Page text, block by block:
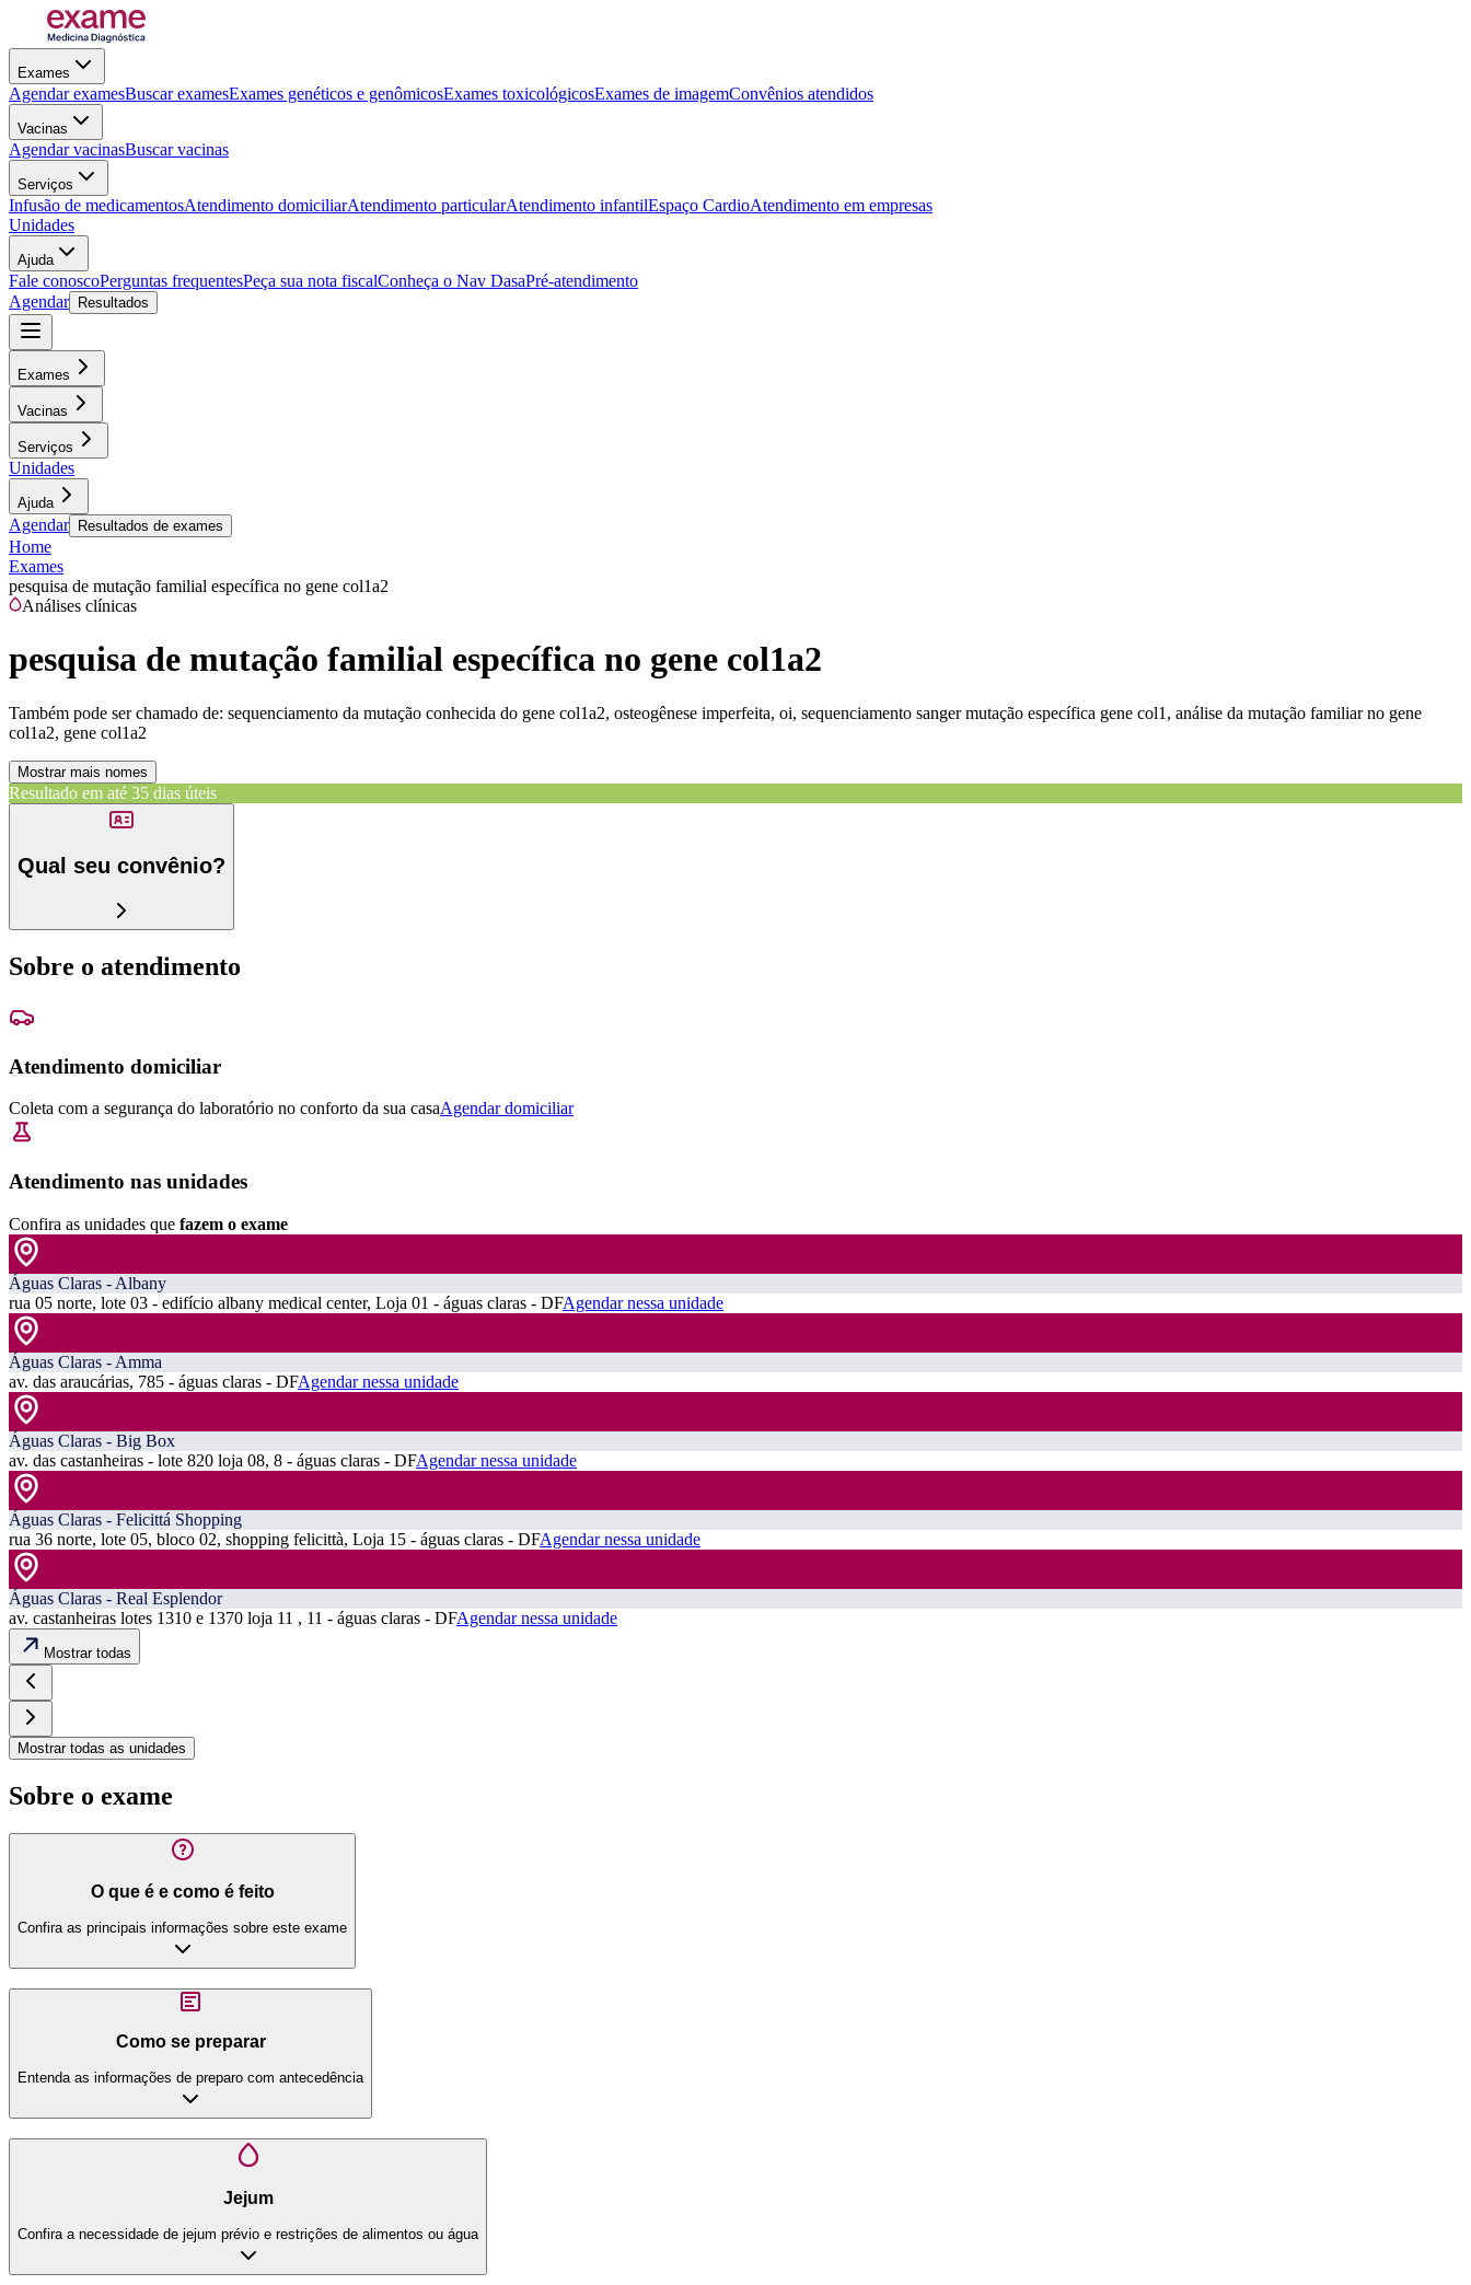
Exames
Agendar examesBuscar examesExames genéticos e genômicosExames toxicológicosExames de imagemConvênios atendidos
Vacinas
Agendar vacinasBuscar vacinas
Serviços
Infusão de medicamentosAtendimento domiciliarAtendimento particularAtendimento infantilEspaço CardioAtendimento em empresas
Unidades
Ajuda
Fale conoscoPerguntas frequentesPeça sua nota fiscalConheça o Nav DasaPré-atendimento
Agendar
Resultados
Exames
Vacinas
Serviços
Unidades
Ajuda
Agendar Resultados de exames
Home
Exames
pesquisa de mutação familial específica no gene col1a2
Análises clínicas
pesquisa de mutação familial específica no gene col1a2
Também pode ser chamado de: sequenciamento da mutação conhecida do gene col1a2, osteogênese imperfeita, oi, sequenciamento sanger mutação específica gene col1, análise da mutação familiar no gene
col1a2, gene col1a2
Mostrar mais nomes
Resultado em até 35 dias úteis
Qual seu convênio?
Sobre o atendimento
Atendimento domiciliar
Coleta com a segurança do laboratório no conforto da sua casaAgendar domiciliar
Atendimento nas unidades
Confira as unidades que fazem o exame
Águas Claras - Albany
rua 05 norte, lote 03 - edifício albany medical center, Loja 01 - águas claras - DFAgendar nessa unidade
Águas Claras - Amma
av. das araucárias, 785 - águas claras - DFAgendar nessa unidade
Águas Claras - Big Box
av. das castanheiras - lote 820 loja 08, 8 - águas claras - DFAgendar nessa unidade
Águas Claras - Felicittá Shopping
rua 36 norte, lote 05, bloco 02, shopping felicittà, Loja 15 - águas claras - DFAgendar nessa unidade
Águas Claras - Real Esplendor
av. castanheiras lotes 1310 e 1370 loja 11 , 11 - águas claras - DFAgendar nessa unidade
Mostrar todas
Mostrar todas as unidades
Sobre o exame
O que é e como é feito
Confira as principais informações sobre este exame
Como se preparar
Entenda as informações de preparo com antecedência
Jejum
Confira a necessidade de jejum prévio e restrições de alimentos ou água